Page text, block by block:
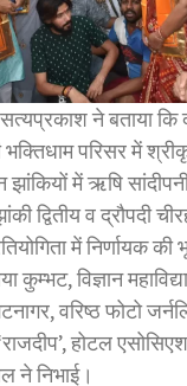
ने बताया कि
भक्तिधाम परिसर में
में ऋषि
द्वितीय व द्रौपदी
में निर्णायक की
कुम्भट, विज्ञान
वरिष्ठ फोटो
होटल
ने निभाई।